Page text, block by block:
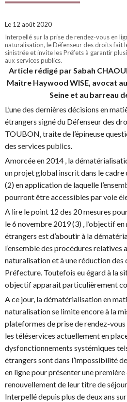
Le 12 août 2020
Interpellé sur la prise de rendez-vous en
naturalisation, le Défenseur des droits fait
sinistrée et invite les Préfets à garantir
aux services publics.
Article rédigé par Sabah
Maître Haywood WISE, avocat
Seine et au barreau
L’une des dernières décisions en
étrangers signé du Défenseur des
TOUBON, traite de l’épineuse
des services publics.
Amorcée en 2014 , la
un projet global inscrit dans le cadre
(2) en application de laquelle
pourront être accessibles par voie
A lire le point 12 des 20 mesures
le 6 novembre 2019 (3) , l’objectif
étrangers est d’aboutir à la
l’ensemble des procédures relatives
naturalisation et à une réduction des
Préfecture. Toutefois eu égard à la
objectif apparaît particulièrement
A ce jour, la dématérialisation en
naturalisation se limite encore à la
plateformes de prise de rendez-
les téléservices actuellement en
dysfonctionnements systémiques
étrangers sont dans l’impossibilité
en ligne pour présenter une première
renouvellement de leur titre de
Interpellé depuis plus de deux ans